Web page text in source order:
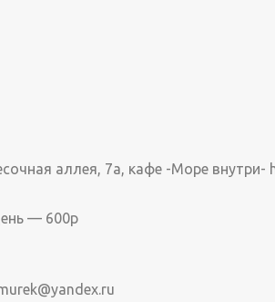
аллея, 7а, кафе -Море внутри-
— 600р